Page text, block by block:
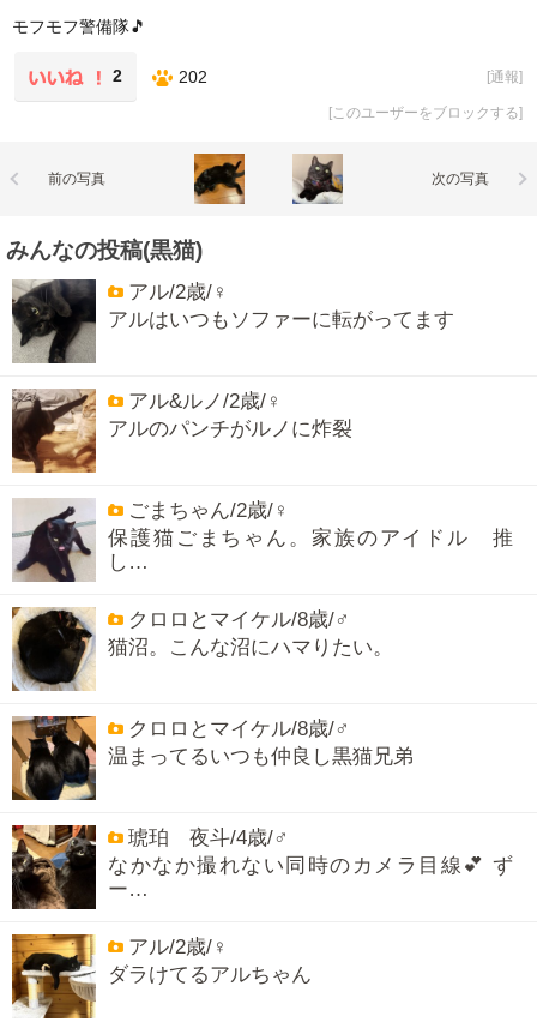
モフモフ警備隊🎵
2 202 [通報]
[このユーザーをブロックする]
前の写真 次の写真
みんなの投稿(黒猫)
アル/2歳/♀
アルはいつもソファーに転がってます
アル&ルノ/2歳/♀
アルのパンチがルノに炸裂
ごまちゃん/2歳/♀
保護猫ごまちゃん。家族のアイドル 推
し…
クロロとマイケル/8歳/♂
猫沼。こんな沼にハマりたい。
クロロとマイケル/8歳/♂
温まってるいつも仲良し黒猫兄弟
琥珀 夜斗/4歳/♂
なかなか撮れない同時のカメラ目線💕 ず
ー…
アル/2歳/♀
ダラけてるアルちゃん